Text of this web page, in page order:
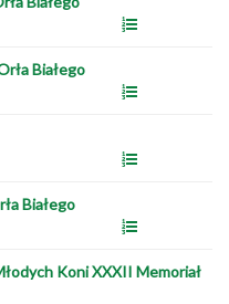
Białego
Białego
Koni XXXII Memoriał